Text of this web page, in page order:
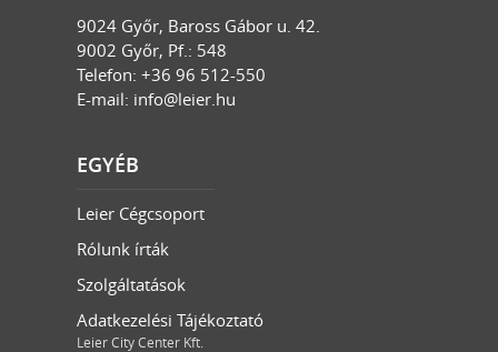
9024 Győr, Baross Gábor u. 42.
9002 Győr, Pf.: 548
Telefon: +36 96 512-550
E-mail: info@leier.hu
EGYÉB
Leier Cégcsoport
Rólunk írták
Szolgáltatások
Adatkezelési Tájékoztató
Leier City Center Kft.